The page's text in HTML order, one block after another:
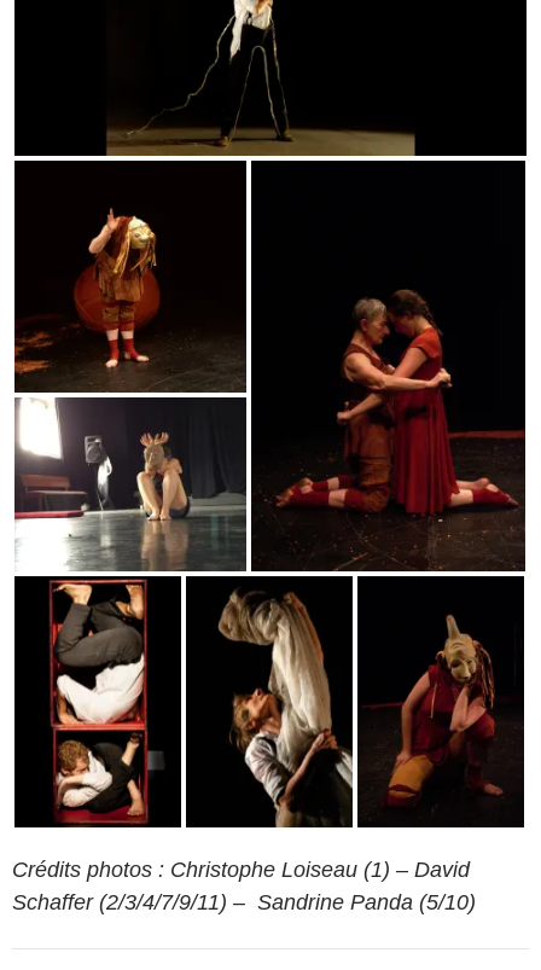
Crédits photos : Christophe Loiseau (1) – David
Schaffer (2/3/4/7/9/11) – Sandrine Panda (5/10)